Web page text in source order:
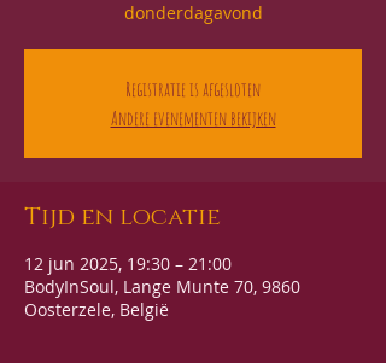
donderdagavond
Registratie is afgesloten
Andere evenementen bekijken
Tijd en locatie
12 jun 2025, 19:30 – 21:00
BodyInSoul, Lange Munte 70, 9860
Oosterzele, België